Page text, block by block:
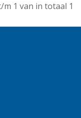
1 van in totaal 1